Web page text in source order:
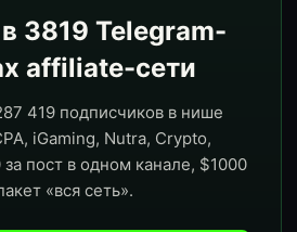
3819 Telegram-
affiliate-сети
419 подписчиков в нише
iGaming, Nutra, Crypto,
пост в одном канале, $1000
«вся сеть».